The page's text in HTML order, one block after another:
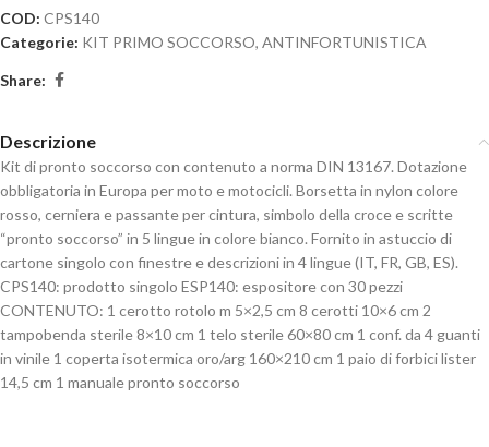
COD: CPS140
Categorie: KIT PRIMO SOCCORSO, ANTINFORTUNISTICA
Share:
Descrizione
Kit di pronto soccorso con contenuto a norma DIN 13167. Dotazione
obbligatoria in Europa per moto e motocicli. Borsetta in nylon colore
rosso, cerniera e passante per cintura, simbolo della croce e scritte
“pronto soccorso” in 5 lingue in colore bianco. Fornito in astuccio di
cartone singolo con finestre e descrizioni in 4 lingue (IT, FR, GB, ES).
CPS140: prodotto singolo ESP140: espositore con 30 pezzi
CONTENUTO: 1 cerotto rotolo m 5×2,5 cm 8 cerotti 10×6 cm 2
tampobenda sterile 8×10 cm 1 telo sterile 60×80 cm 1 conf. da 4 guanti
in vinile 1 coperta isotermica oro/arg 160×210 cm 1 paio di forbici lister
14,5 cm 1 manuale pronto soccorso